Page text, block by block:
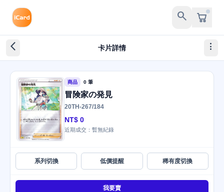
search
arrow_back_ios_new 卡片詳情 more_vert
商品 0 筆
冒険家の発見
20TH-267/184
NT$ 0
近期成交：暫無紀錄
系列切換 低價提醒 稀有度切換
我要賣